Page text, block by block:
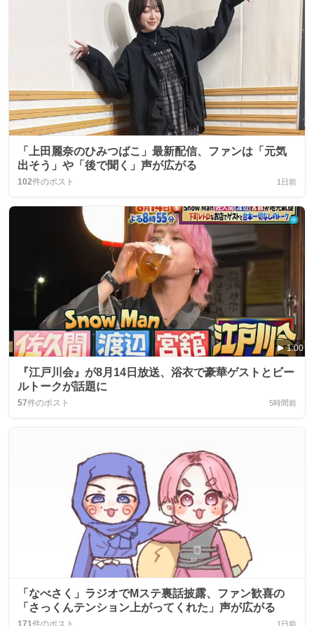
「上田麗奈のひみつばこ」最新配信、ファンは「元気
出そう」や「後で聞く」声が広がる
102件のポスト 1日前
1:00
『江戸川会』が8月14日放送、浴衣で豪華ゲストとビー
ルトークが話題に
57件のポスト 5時間前
「なべさく」ラジオでMステ裏話披露、ファン歓喜の
「さっくんテンション上がってくれた」声が広がる
171件のポスト 1日前